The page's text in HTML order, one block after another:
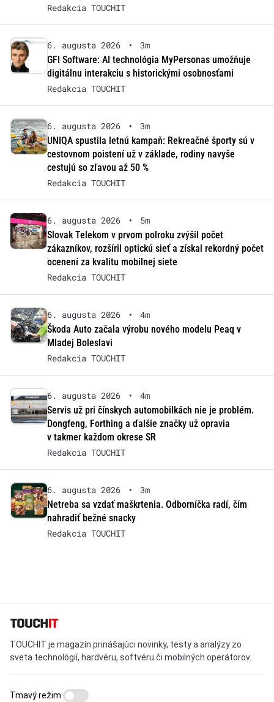
Redakcia TOUCHIT
6. augusta 2026 •
3m
GFI Software: AI technológia MyPersonas umožňuje
digitálnu interakciu s historickými osobnosťami
Redakcia TOUCHIT
6. augusta 2026 •
3m
UNIQA spustila letnú kampaň: Rekreačné športy sú v
cestovnom poistení už v základe, rodiny navyše
cestujú so zľavou až 50 %
Redakcia TOUCHIT
6. augusta 2026 •
5m
Slovak Telekom v prvom polroku zvýšil počet
zákazníkov, rozšíril optickú sieť a získal rekordný počet
ocenení za kvalitu mobilnej siete
Redakcia TOUCHIT
6. augusta 2026 •
4m
Škoda Auto začala výrobu nového modelu Peaq v
Mladej Boleslavi
Redakcia TOUCHIT
6. augusta 2026 •
4m
Servis už pri čínskych automobilkách nie je problém.
Dongfeng, Forthing a ďalšie značky už opravia
v takmer každom okrese SR
Redakcia TOUCHIT
6. augusta 2026 •
3m
Netreba sa vzdať maškrtenia. Odborníčka radí, čím
nahradiť bežné snacky
Redakcia TOUCHIT
TOUCHIT je magazín prinášajúci novinky, testy a analýzy zo
sveta technológií, hardvéru, softvéru či mobilných operátorov.
Tmavý režim